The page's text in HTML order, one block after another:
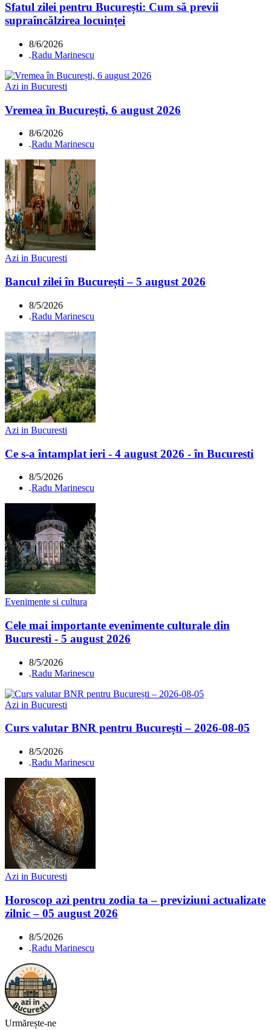
Sfatul zilei pentru București: Cum să previi
supraîncălzirea locuinței
8/6/2026
.Radu Marinescu
Azi in Bucuresti
Vremea în București, 6 august 2026
8/6/2026
.Radu Marinescu
Azi in Bucuresti
Bancul zilei în București – 5 august 2026
8/5/2026
.Radu Marinescu
Azi in Bucuresti
Ce s-a întamplat ieri - 4 august 2026 - în Bucuresti
8/5/2026
.Radu Marinescu
Evenimente si cultura
Cele mai importante evenimente culturale din
Bucuresti - 5 august 2026
8/5/2026
.Radu Marinescu
Azi in Bucuresti
Curs valutar BNR pentru București – 2026-08-05
8/5/2026
.Radu Marinescu
Azi in Bucuresti
Horoscop azi pentru zodia ta – previziuni actualizate
zilnic – 05 august 2026
8/5/2026
.Radu Marinescu
Urmărește-ne